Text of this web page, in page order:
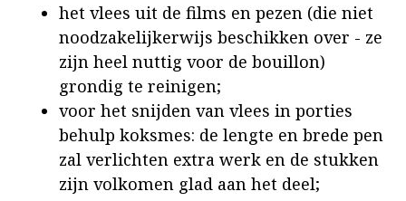
het vlees uit de films en pezen (die niet
noodzakelijkerwijs beschikken over - ze
zijn heel nuttig voor de bouillon)
grondig te reinigen;
voor het snijden van vlees in porties
behulp koksmes: de lengte en brede pen
zal verlichten extra werk en de stukken
zijn volkomen glad aan het deel;